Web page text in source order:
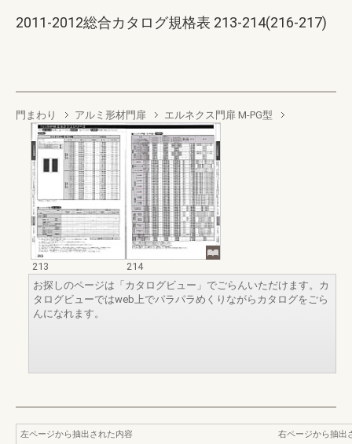
2011-2012総合カタログ規格表 213-214(216-217)
門まわり アルミ形材門扉 エルネクス門扉 M-PG型
213
214
お探しのページは「カタログビュー」でごらんいただけます。カ
タログビューではweb上でパラパラめくりながらカタログをごら
んになれます。
左ページから抽出された内容
右ページから抽出